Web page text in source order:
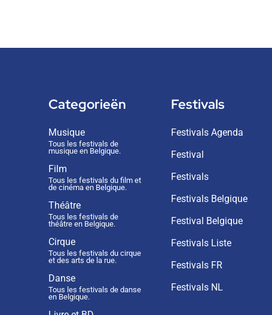
Categorieën
Musique
Tous les festivals de
musique en Belgique.
Film
Tous les festivals du film et
de cinéma en Belgique.
Théâtre
Tous les festivals de
théâtre en Belgique.
Cirque
Tous les festivals du cirque
et des arts de la rue.
Danse
Tous les festivals de danse
en Belgique.
Festivals
Festivals Agenda
Festival
Festivals
Festivals Belgique
Festival Belgique
Festivals Liste
Festivals FR
Festivals NL